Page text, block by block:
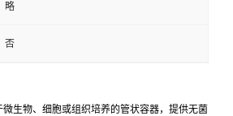
略
否
生物、细胞或组织培养的管状容器，提供无菌